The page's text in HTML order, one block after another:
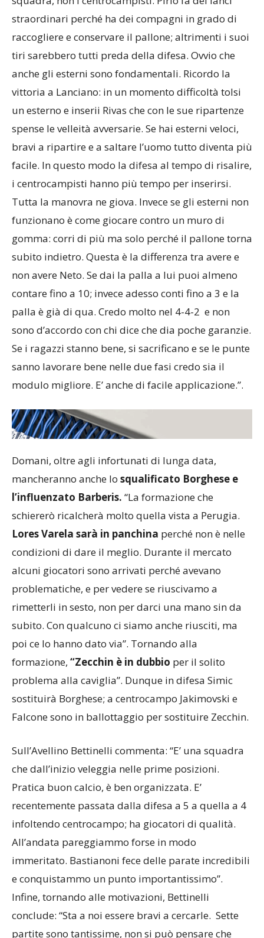
squadra, non i centrocampisti. Pirlo fa dei lanci
straordinari perché ha dei compagni in grado di
raccogliere e conservare il pallone; altrimenti i suoi
tiri sarebbero tutti preda della difesa. Ovvio che
anche gli esterni sono fondamentali. Ricordo la
un esterno e inserii Rivas che con le sue ripartenze
spense le velleità avversarie. Se hai esterni veloci,
bravi a ripartire e a saltare l’uomo tutto diventa più
facile. In questo modo la difesa al tempo di risalire,
i centrocampisti hanno più tempo per inserirsi.
Tutta la manovra ne giova. Invece se gli esterni non
funzionano è come giocare contro un muro di
gomma: corri di più ma solo perché il pallone torna
non avere Neto. Se dai la palla a lui puoi almeno
palla è già di qua. Credo molto nel 4-4-2 e non
sono d’accordo con chi dice che dia poche garanzie.
Se i ragazzi stanno bene, si sacrificano e se le punte
modulo migliore. E’ anche di facile applicazione.”.
Domani, oltre agli infortunati di lunga data,
mancheranno anche losqualificato Borghese e
l’influenzato Barberis.“La formazione che
schiererò ricalcherà molto quella vista a Perugia.
Lores Varela sarà in panchinaperché non è nelle
condizioni di dare il meglio. Durante il mercato
alcuni giocatori sono arrivati perché avevano
problematiche, e per vedere se riuscivamo a
rimetterli in sesto, non per darci una mano sin da
subito. Con qualcuno ci siamo anche riusciti, ma
poi ce lo hanno dato via”. Tornando alla
formazione,“Zecchin è in dubbioper il solito
problema alla caviglia”. Dunque in difesa Simic
sostituirà Borghese; a centrocampo Jakimovski e
Sull’Avellino Bettinelli commenta: “E’ una squadra
che dall’inizio veleggia nelle prime posizioni.
Pratica buon calcio, è ben organizzata. E’
recentemente passata dalla difesa a 5 a quella a 4
infoltendo centrocampo; ha giocatori di qualità.
All’andata pareggiammo forse in modo
immeritato. Bastianoni fece delle parate incredibili
e conquistammo un punto importantissimo”.
Infine, tornando alle motivazioni, Bettinelli